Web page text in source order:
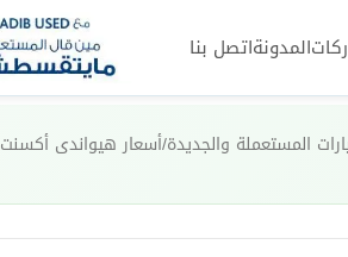
المدونةاتصل بنا
المستعملة والجديدة/أسعار هيواندى أكسنت RB موديل 2022 و مواصفاتها